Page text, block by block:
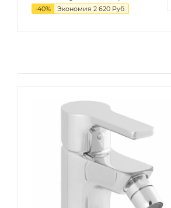
-40% Экономия 2 620 Руб.